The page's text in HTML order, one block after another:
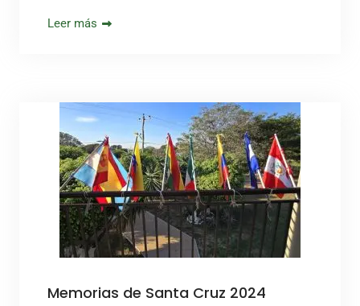
Leer más
Memorias de Santa Cruz 2024